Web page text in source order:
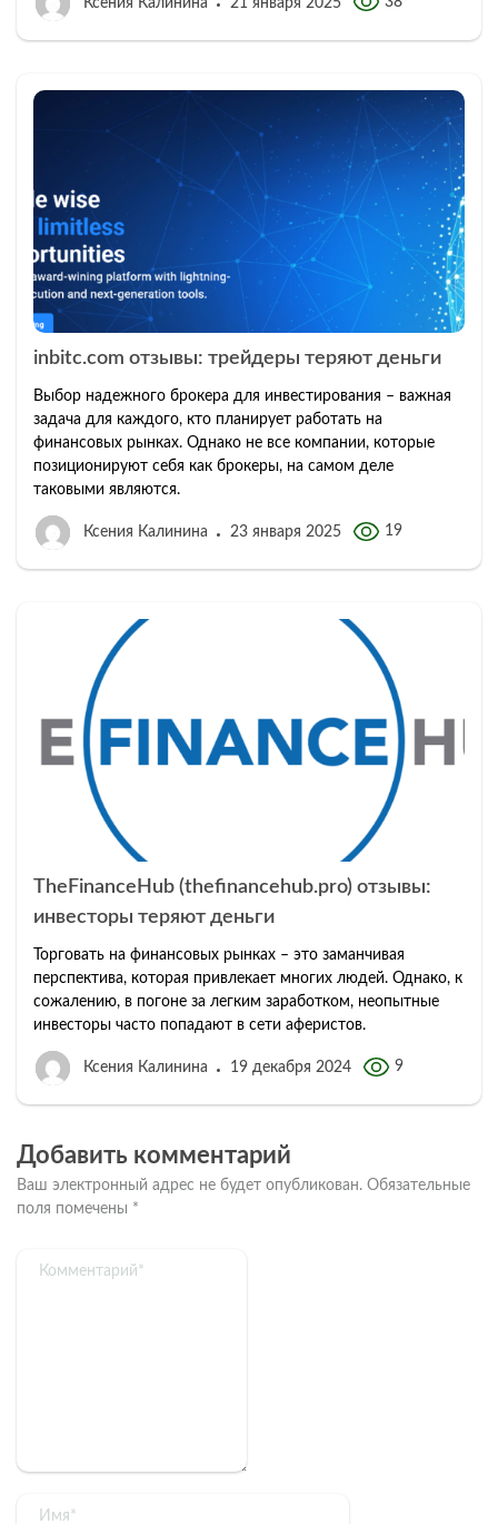
Ксения Калинина 21 января 2025
inbitc.com отзывы: трейдеры теряют деньги
Выбор надежного брокера для инвестирования – важная
задача для каждого, кто планирует работать на
финансовых рынках. Однако не все компании, которые
позиционируют себя как брокеры, на самом деле
таковыми являются.
Ксения Калинина 23 января 2025 19
TheFinanceHub (thefinancehub.pro) отзывы:
инвесторы теряют деньги
Торговать на финансовых рынках – это заманчивая
перспектива, которая привлекает многих людей. Однако, к
сожалению, в погоне за легким заработком, неопытные
инвесторы часто попадают в сети аферистов.
Ксения Калинина 19 декабря 2024 9
Добавить комментарий
Ваш электронный адрес не будет опубликован. Обязательные
поля помечены *